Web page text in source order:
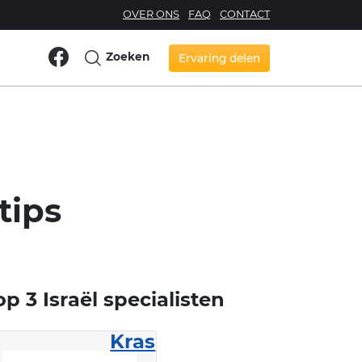
OVER ONS FAQ CONTACT
Zoeken Ervaring delen
3 Israël specialisten
Kras